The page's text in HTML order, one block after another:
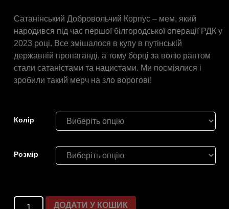
Сатанінський Добровольчий Корпус – мем, який
народився під час першої білгородської операції РДК у
2023 році. Все змішалося в купу в путінській
державній пропаганді, а тому борці за волю раптом
стали сатаністами та нацистами. Ми посміялися і
зробили такий мерч на зло ворогові!
Колір
Розмiр
ДОДАТИ У КОШИК